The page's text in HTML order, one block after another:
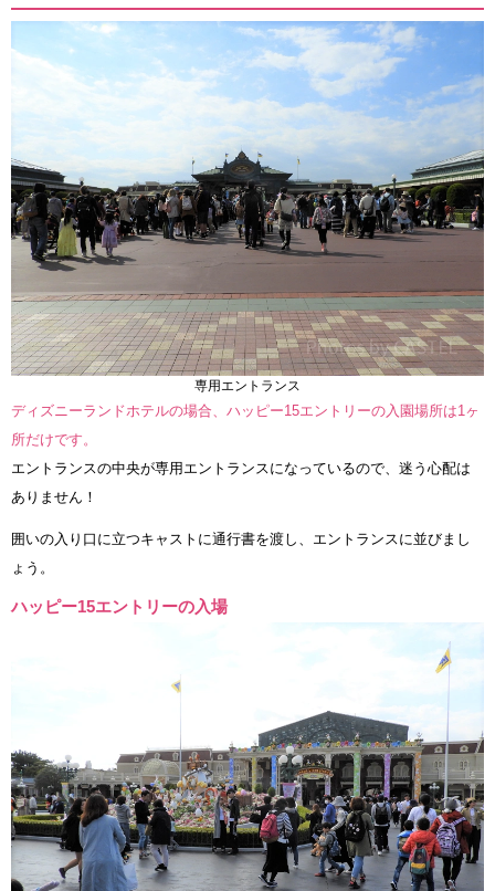
専用エントランス
ディズニーランドホテルの場合、ハッピー15エントリーの入園場所は1ヶ
所だけです。
エントランスの中央が専用エントランスになっているので、迷う心配は
ありません！
囲いの入り口に立つキャストに通行書を渡し、エントランスに並びまし
ょう。
ハッピー15エントリーの入場